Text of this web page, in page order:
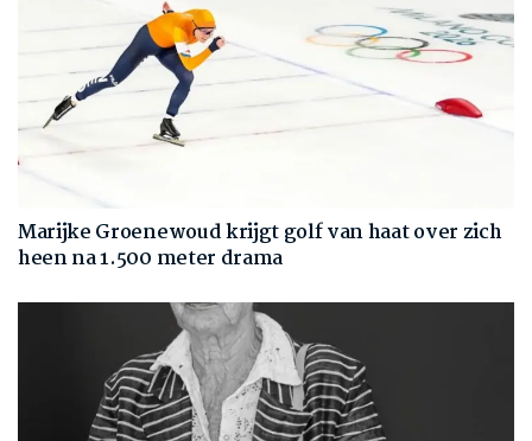
Marijke Groenewoud krijgt golf van haat over zich
heen na 1.500 meter drama